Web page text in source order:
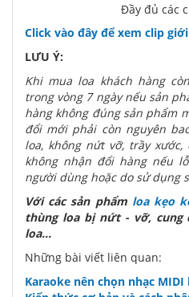
Đầy đủ các
Click vào đây để xem clip
LƯU Ý:
Khi mua loa khách hàng
trong vòng 7 ngày nếu sản
hàng không đúng sản phẩm
đổi mới phải còn nguyên
loa, không nứt vỡ, trầy
không nhận đổi hàng nếu
người dùng hoặc do sử dụng
Với các sản phẩm loa kẹo
thùng loa bị nứt - vỡ, cung
loa...
Những bài viết liên quan:
Karaoke nên chọn nhạc MIDI